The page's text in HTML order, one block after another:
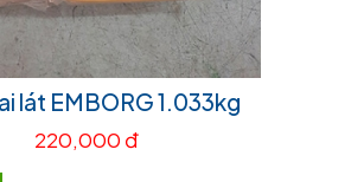
lát EMBORG 1.033kg
220,000 đ